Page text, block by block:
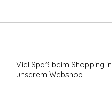
Viel Spaß beim Shopping in
unserem Webshop